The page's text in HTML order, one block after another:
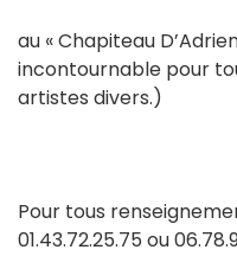
au « Chapiteau
incontournable pour
artistes divers.)
Pour tous
01.43.72.25.75 ou